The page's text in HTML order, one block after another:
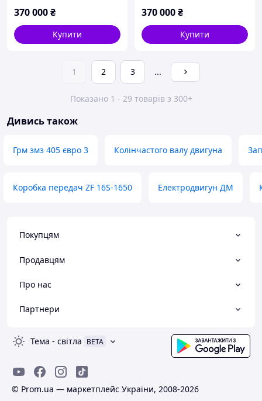
370 000₴
Купити
370 000₴
Купити
1 2 3 ...
Показано 1 - 29 товарів з 300+
Дивись також
Грм змз 405 євро 3 Колінчастого валу двигуна
Коробка передач ZF 16S-1650 Електродвигун ДМ
Покупцям
Продавцям
Про нас
Партнери
Тема - світла BETA
© Prom.ua — маркетплейс України, 2008-2026